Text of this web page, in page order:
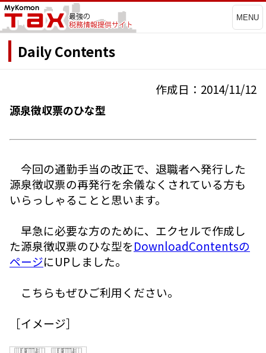
MENU
Daily Contents
作成日：2014/11/12
源泉徴収票のひな型
今回の通勤手当の改正で、退職者へ発行した
源泉徴収票の再発行を余儀なくされている方も
いらっしゃることと思います。
早急に必要な方のために、エクセルで作成し
た源泉徴収票のひな型をDownloadContentsの
ページにUPしました。
こちらもぜひご利用ください。
［イメージ］